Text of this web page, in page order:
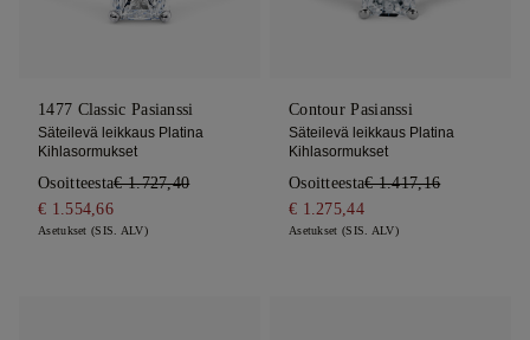
1477 Classic Pasianssi
Säteilevä leikkaus Platina
Kihlasormukset
Osoitteesta€ 1.727,40
€ 1.554,66
Asetukset (SIS. ALV)
Contour Pasianssi
Säteilevä leikkaus Platina
Kihlasormukset
Osoitteesta€ 1.417,16
€ 1.275,44
Asetukset (SIS. ALV)